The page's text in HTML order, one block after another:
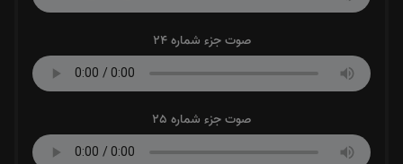
صوت جزء شماره 24
صوت جزء شماره 25